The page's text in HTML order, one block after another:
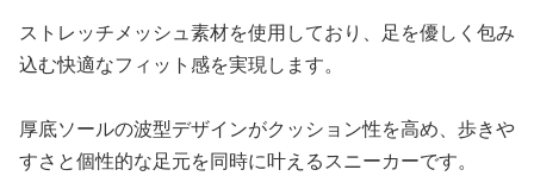
ストレッチメッシュ素材を使用しており、足を優しく包み
込む快適なフィット感を実現します。
厚底ソールの波型デザインがクッション性を高め、歩きや
すさと個性的な足元を同時に叶えるスニーカーです。